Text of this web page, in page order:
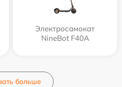
Электросамокат
NineBot F40A
больше